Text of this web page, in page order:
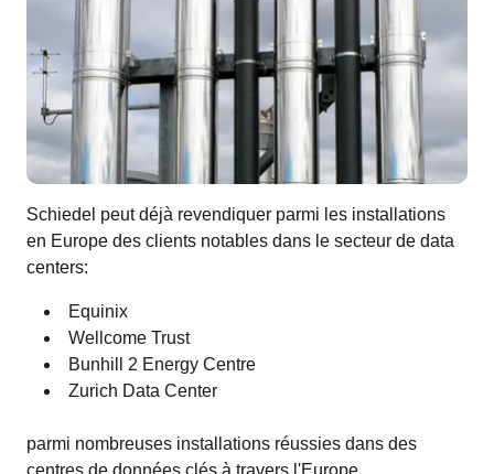
Schiedel peut déjà revendiquer parmi les installations
en Europe des clients notables dans le secteur de data
centers:
Equinix
Wellcome Trust
Bunhill 2 Energy Centre
Zurich Data Center
parmi nombreuses installations réussies dans des
centres de données clés à travers l'Europe.